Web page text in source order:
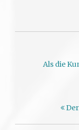
Als die